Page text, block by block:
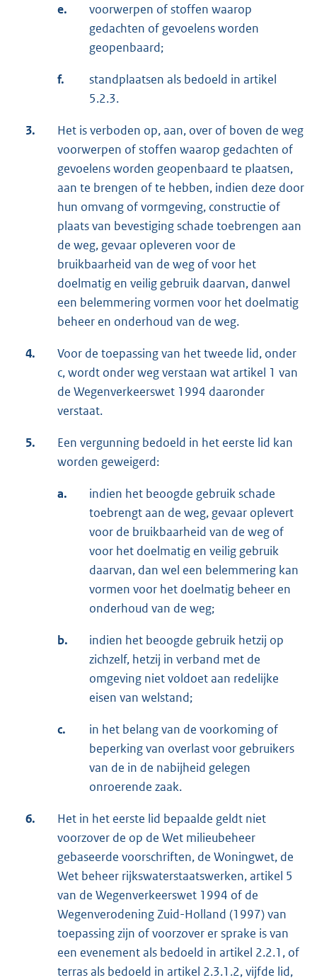
e.
voorwerpen of stoffen waarop
gedachten of gevoelens worden
geopenbaard;
f.
standplaatsen als bedoeld in artikel
5.2.3.
3.
Het is verboden op, aan, over of boven de weg
voorwerpen of stoffen waarop gedachten of
gevoelens worden geopenbaard te plaatsen,
aan te brengen of te hebben, indien deze door
hun omvang of vormgeving, constructie of
plaats van bevestiging schade toebrengen aan
de weg, gevaar opleveren voor de
bruikbaarheid van de weg of voor het
doelmatig en veilig gebruik daarvan, danwel
een belemmering vormen voor het doelmatig
beheer en onderhoud van de weg.
4.
Voor de toepassing van het tweede lid, onder
c, wordt onder weg verstaan wat artikel 1 van
de Wegenverkeerswet 1994 daaronder
verstaat.
5.
Een vergunning bedoeld in het eerste lid kan
worden geweigerd:
a.
indien het beoogde gebruik schade
toebrengt aan de weg, gevaar oplevert
voor de bruikbaarheid van de weg of
voor het doelmatig en veilig gebruik
daarvan, dan wel een belemmering kan
vormen voor het doelmatig beheer en
onderhoud van de weg;
b.
indien het beoogde gebruik hetzij op
zichzelf, hetzij in verband met de
omgeving niet voldoet aan redelijke
eisen van welstand;
c.
in het belang van de voorkoming of
beperking van overlast voor gebruikers
van de in de nabijheid gelegen
onroerende zaak.
6.
Het in het eerste lid bepaalde geldt niet
voorzover de op de Wet milieubeheer
gebaseerde voorschriften, de Woningwet, de
Wet beheer rijkswaterstaatswerken, artikel 5
van de Wegenverkeerswet 1994 of de
Wegenverodening Zuid-Holland (1997) van
toepassing zijn of voorzover er sprake is van
een evenement als bedoeld in artikel 2.2.1, of
terras als bedoeld in artikel 2.3.1.2, vijfde lid,